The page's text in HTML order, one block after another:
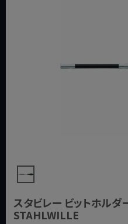
スタビレー ビットホル
STAHLWILLE